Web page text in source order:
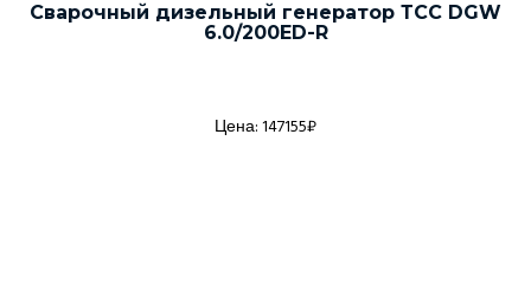
Сварочный дизельный генератор ТСС DGW
6.0/200ED-R
Цена: 147155₽